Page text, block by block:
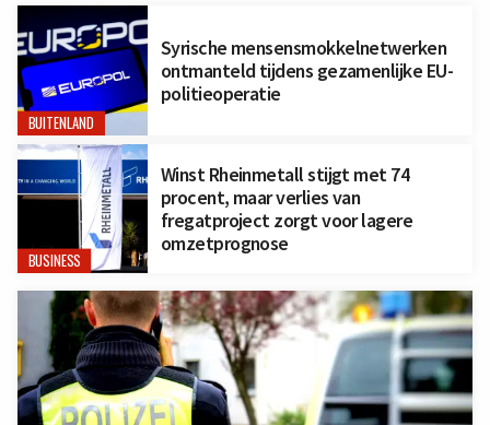
BUITENLAND
Syrische mensensmokkelnetwerken
ontmanteld tijdens gezamenlijke EU-
politieoperatie
BUSINESS
Winst Rheinmetall stijgt met 74
procent, maar verlies van
fregatproject zorgt voor lagere
omzetprognose